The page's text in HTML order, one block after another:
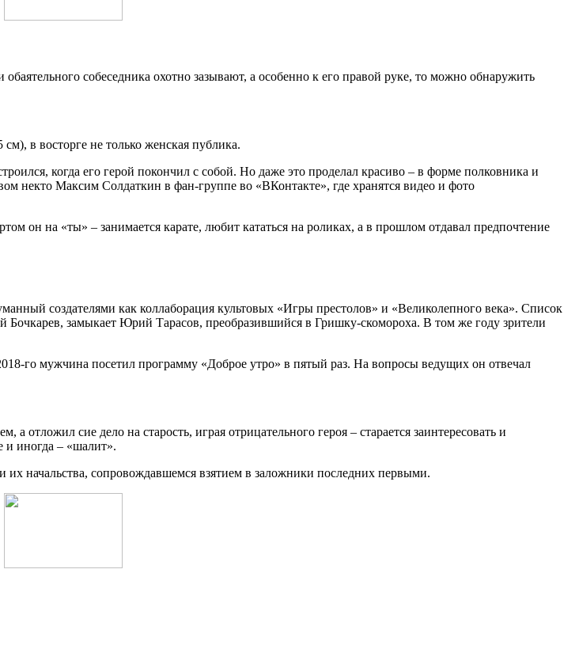
собеседника охотно зазывают, а особенно к его правой руке, то можно обнаружить
в восторге не только женская публика.
когда его герой покончил с собой. Но даже это проделал красиво – в форме полковника и
некто Максим Солдаткин в фан-группе во «ВКонтакте», где хранятся видео и фото
он на «ты» – занимается карате, любит кататься на роликах, а в прошлом отдавал предпочтение
создателями как коллаборация культовых «Игры престолов» и «Великолепного века». Список
замыкает Юрий Тарасов, преобразившийся в Гришку-скомороха. В том же году зрители
го мужчина посетил программу «Доброе утро» в пятый раз. На вопросы ведущих он отвечал
отложил сие дело на старость, играя отрицательного героя – старается заинтересовать и
и иногда – «шалит».
их начальства, сопровождавшемся взятием в заложники последних первыми.